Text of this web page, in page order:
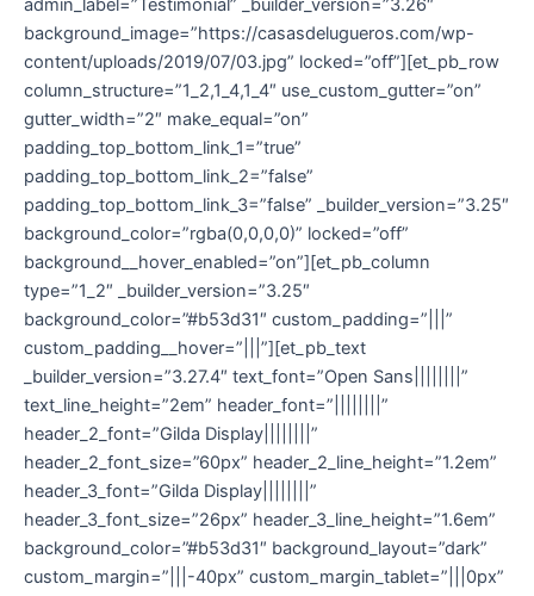
admin_label=”Testimonial” _builder_version=”3.26″
background_image=”https://casasdelugueros.com/wp-
content/uploads/2019/07/03.jpg” locked=”off”][et_pb_row
column_structure=”1_2,1_4,1_4″ use_custom_gutter=”on”
gutter_width=”2″ make_equal=”on”
padding_top_bottom_link_1=”true”
padding_top_bottom_link_2=”false”
padding_top_bottom_link_3=”false” _builder_version=”3.25″
background_color=”rgba(0,0,0,0)” locked=”off”
background__hover_enabled=”on”][et_pb_column
type=”1_2″ _builder_version=”3.25″
background_color=”#b53d31″ custom_padding=”|||”
custom_padding__hover=”|||”][et_pb_text
_builder_version=”3.27.4″ text_font=”Open Sans||||||||”
text_line_height=”2em” header_font=”||||||||”
header_2_font=”Gilda Display||||||||”
header_2_font_size=”60px” header_2_line_height=”1.2em”
header_3_font=”Gilda Display||||||||”
header_3_font_size=”26px” header_3_line_height=”1.6em”
background_color=”#b53d31″ background_layout=”dark”
custom_margin=”|||-40px” custom_margin_tablet=”|||0px”